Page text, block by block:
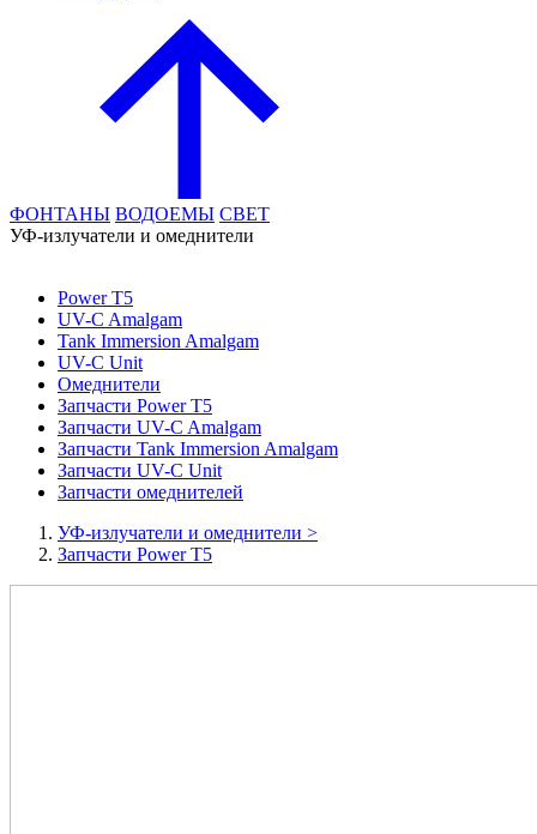
ФОНТАНЫ ВОДОЕМЫ СВЕТ
УФ-излучатели и омеднители
Power T5
UV-C Amalgam
Tank Immersion Amalgam
UV-C Unit
Омеднители
Запчасти Power T5
Запчасти UV-C Amalgam
Запчасти Tank Immersion Amalgam
Запчасти UV-C Unit
Запчасти омеднителей
УФ-излучатели и омеднители >
Запчасти Power T5